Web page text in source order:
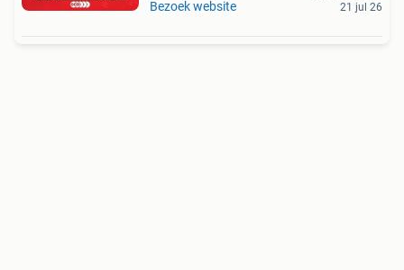
Bezoek website
21 jul 26